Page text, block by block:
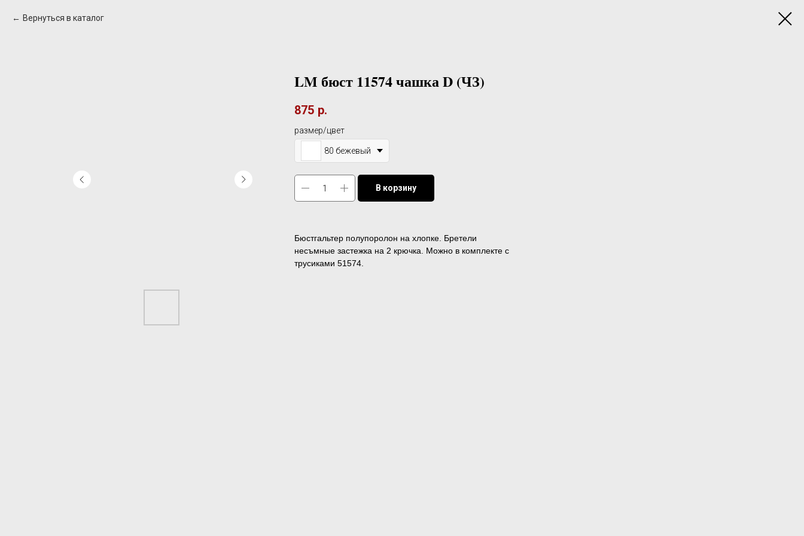
Вернуться в каталог
LM бюст 11574 чашка D (ЧЗ)
875 р.
размер/цвет
80 бежевый
В корзину
Бюстгальтер полупоролон на хлопке. Бретели
несъмные застежка на 2 крючка. Можно в комплекте с
трусиками 51574.